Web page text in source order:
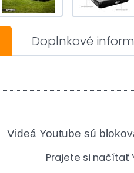
Doplnkové
Videá Youtube sú
Prajete si načítať